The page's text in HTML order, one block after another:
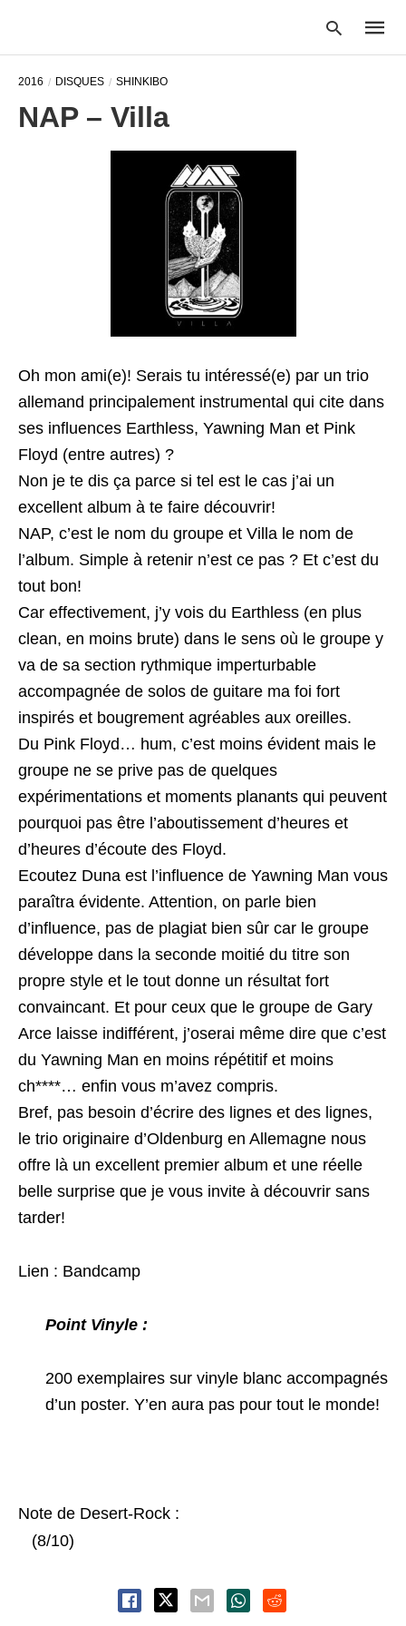
2016 DISQUES SHINKIBO
NAP – Villa
Oh mon ami(e)! Serais tu intéressé(e) par un trio
allemand principalement instrumental qui cite dans
ses influences Earthless, Yawning Man et Pink
Floyd (entre autres) ?
Non je te dis ça parce si tel est le cas j’ai un
excellent album à te faire découvrir!
NAP, c’est le nom du groupe et Villa le nom de
l’album. Simple à retenir n’est ce pas ? Et c’est du
tout bon!
Car effectivement, j’y vois du Earthless (en plus
clean, en moins brute) dans le sens où le groupe y
va de sa section rythmique imperturbable
accompagnée de solos de guitare ma foi fort
inspirés et bougrement agréables aux oreilles.
Du Pink Floyd… hum, c’est moins évident mais le
groupe ne se prive pas de quelques
expérimentations et moments planants qui peuvent
pourquoi pas être l’aboutissement d’heures et
d’heures d’écoute des Floyd.
Ecoutez Duna est l’influence de Yawning Man vous
paraîtra évidente. Attention, on parle bien
d’influence, pas de plagiat bien sûr car le groupe
développe dans la seconde moitié du titre son
propre style et le tout donne un résultat fort
convaincant. Et pour ceux que le groupe de Gary
Arce laisse indifférent, j’oserai même dire que c’est
du Yawning Man en moins répétitif et moins
ch****… enfin vous m’avez compris.
Bref, pas besoin d’écrire des lignes et des lignes,
le trio originaire d’Oldenburg en Allemagne nous
offre là un excellent premier album et une réelle
belle surprise que je vous invite à découvrir sans
tarder!
Lien : Bandcamp
Point Vinyle :
200 exemplaires sur vinyle blanc accompagnés
d’un poster. Y’en aura pas pour tout le monde!
Note de Desert-Rock :
(8/10)